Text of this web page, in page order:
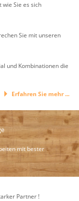
Sie es sich
Sie mit unseren
und Kombinationen die
Erfahren Sie mehr ...
mit bester
Partner !